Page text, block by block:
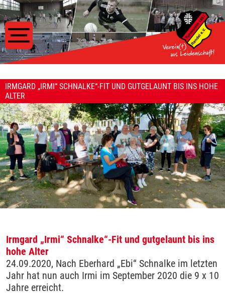
IRMGARD „IRMI“ SCHNALKE“-FIT UND GUTGELAUNT BIS INS HOHE
ALTER
Irmgard „Irmi“ Schnalke“-Fit und gutgelaunt bis ins
hohe Alter
24.09.2020, Nach Eberhard „Ebi“ Schnalke im letzten
Jahr hat nun auch Irmi im September 2020 die 9 x 10
Jahre erreicht.